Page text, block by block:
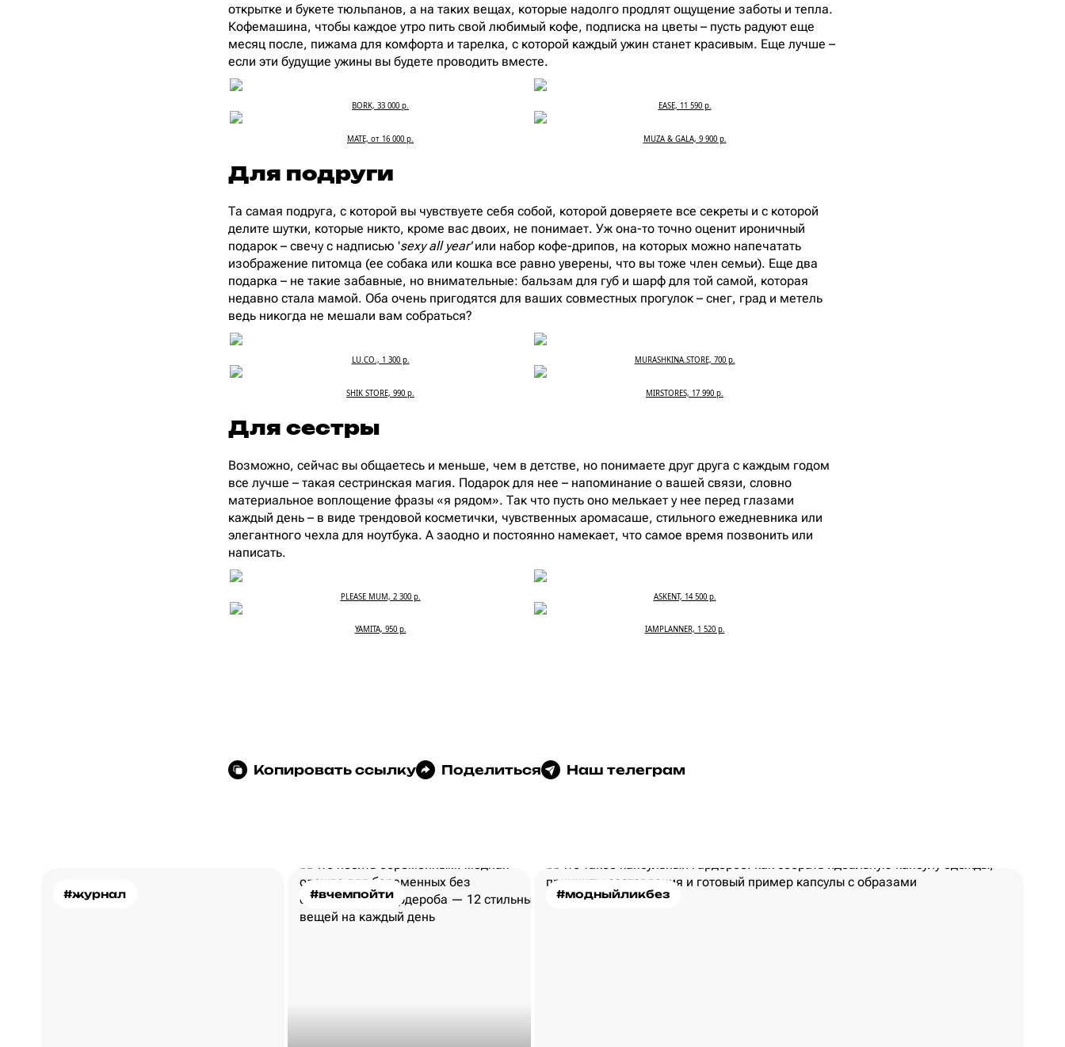
открытке и букете тюльпанов, а на таких вещах, которые надолго продлят ощущение заботы и тепла.
Кофемашина, чтобы каждое утро пить свой любимый кофе, подписка на цветы – пусть радуют еще
месяц после, пижама для комфорта и тарелка, с которой каждый ужин станет красивым. Еще лучше –
если эти будущие ужины вы будете проводить вместе.
BORK, 33 000 р. EASE, 11 590 р.
MATE, от 16 000 р. MUZA & GALA, 9 900 р.
Для подруги
Та самая подруга, с которой вы чувствуете себя собой, которой доверяете все секреты и с которой
делите шутки, которые никто, кроме вас двоих, не понимает. Уж она-то точно оценит ироничный
подарок – свечу с надписью 'sexy all year'или набор кофе-дрипов, на которых можно напечатать
изображение питомца (ее собака или кошка все равно уверены, что вы тоже член семьи). Еще два
подарка – не такие забавные, но внимательные: бальзам для губ и шарф для той самой, которая
недавно стала мамой. Оба очень пригодятся для ваших совместных прогулок – снег, град и метель
ведь никогда не мешали вам собраться?
LU.CO., 1 300 р. MURASHKINA.STORE, 700 р.
SHIK STORE, 990 р. MIRSTORES, 17 990 р.
Для сестры
Возможно, сейчас вы общаетесь и меньше, чем в детстве, но понимаете друг друга с каждым годом
все лучше – такая сестринская магия. Подарок для нее – напоминание о вашей связи, словно
материальное воплощение фразы «я рядом». Так что пусть оно мелькает у нее перед глазами
каждый день – в виде трендовой косметички, чувственных аромасаше, стильного ежедневника или
элегантного чехла для ноутбука. А заодно и постоянно намекает, что самое время позвонить или
написать.
PLEASE MUM, 2 300 р. ASKENT, 14 500 р.
YAMITA, 950 р. IAMPLANNER, 1 520 р.
Копировать ссылку Поделиться Наш телеграм
#журнал #вчемпойти #модныйликбез